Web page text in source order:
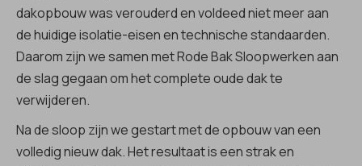
dakopbouw was verouderd en voldeed niet meer aan
de huidige isolatie-eisen en technische standaarden.
Daarom zijn we samen met Rode Bak Sloopwerken aan
de slag gegaan om het complete oude dak te
verwijderen.
Na de sloop zijn we gestart met de opbouw van een
volledig nieuw dak. Het resultaat is een strak en